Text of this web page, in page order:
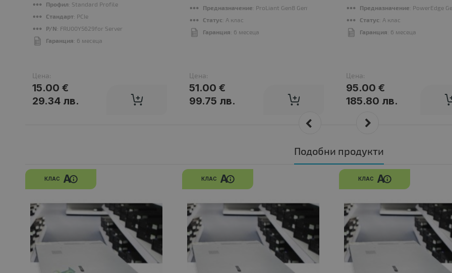
Профил: Standard Profile
Стандарт: PCIe
P/N: FRU00Y5629for Server
Гаранция: 6 месеца
Цена:
15.00 €
29.34 лв.
Предназначение: ProLiant Gen8 Gen9 Gen10
Статус: A клас
Гаранция: 6 месеца
Цена:
51.00 €
99.75 лв.
Предназначение: PowerEdge
Статус: A клас
Гаранция: 6 месеца
Цена:
95.00 €
185.80 лв.
Подобни продукти
КЛАС A КЛАС A КЛАС A